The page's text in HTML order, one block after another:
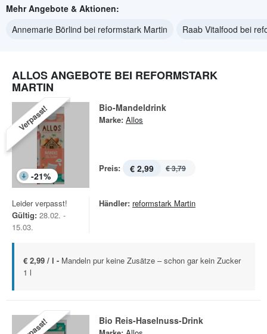
Mehr Angebote & Aktionen:
Annemarie Börlind bei reformstark Martin
Raab Vitalfood bei
ALLOS ANGEBOTE BEI REFORMSTARK
MARTIN
Verpasst!
-21%
Bio-Mandeldrink
Marke: Allos
Preis: € 2,99 € 3,79
Leider verpasst!
Gültig: 28.02. -
15.03.
Händler: reformstark Martin
€ 2,99 / l - Mandeln pur keine Zusätze – schon gar kein Zucker
1 l
Bio Reis-Haselnuss-Drink